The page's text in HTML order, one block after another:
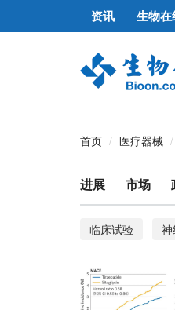
资讯 生物在
首页 医疗器械
进展 市场
临床试验
EV-SELEX